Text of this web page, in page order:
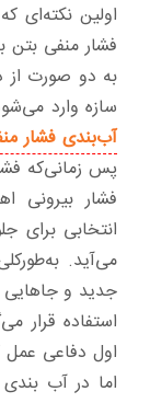
اولین
فشار منفی بتن
به دو صورت
سازه وارد
آب‌بندی فشار
پس زمانی‌که
فشار بیرونی
انتخابی برای
می‌آید.
جدید و
استفاده قرار
اول دفاعی عمل
اما در آب